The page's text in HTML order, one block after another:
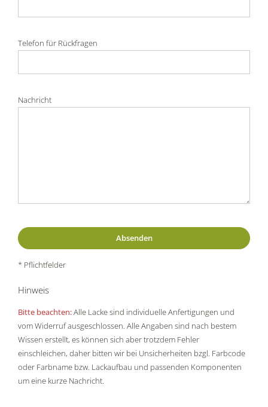
Telefon für Rückfragen
Nachricht
* Pflichtfelder
Hinweis
Bitte beachten:Alle Lacke sind individuelle Anfertigungen und
vom Widerruf ausgeschlossen. Alle Angaben sind nach bestem
Wissen erstellt, es können sich aber trotzdem Fehler
einschleichen, daher bitten wir bei Unsicherheiten bzgl. Farbcode
oder Farbname bzw. Lackaufbau und passenden Komponenten
um eine kurze Nachricht.